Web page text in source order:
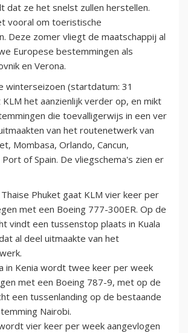
dat ze het snelst zullen herstellen.
vooral om toeristische
Deze zomer vliegt de maatschappij al
Europese bestemmingen als
en Verona.
winterseizoen (startdatum: 31
het aanzienlijk verder op, en mikt
die toevalligerwijs in een ver
van het routenetwerk van
Mombasa, Orlando, Cancun,
of Spain. De vliegschema's zien er
Phuket gaat KLM vier keer per
met een Boeing 777-300ER. Op de
vindt een tussenstop plaats in Kuala
al deel uitmaakte van het
in Kenia wordt twee keer per week
met een Boeing 787-9, met op de
een tussenlanding op de bestaande
Nairobi.
vier keer per week aangevlogen